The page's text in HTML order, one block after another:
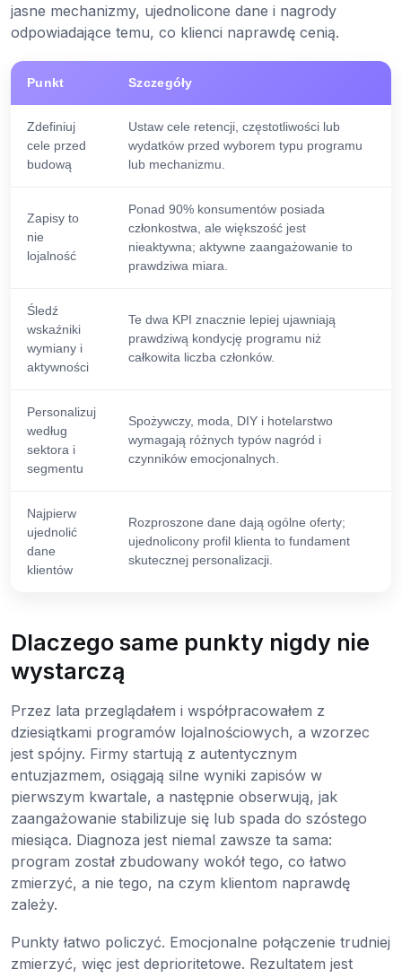
jasne mechanizmy, ujednolicone dane i nagrody
odpowiadające temu, co klienci naprawdę cenią.
Punkt Szczegóły
Zdefiniuj
cele przed
budową
Ustaw cele retencji, częstotliwości lub
wydatków przed wyborem typu programu
lub mechanizmu.
Zapisy to
nie
lojalność
Ponad 90% konsumentów posiada
członkostwa, ale większość jest
nieaktywna; aktywne zaangażowanie to
prawdziwa miara.
Śledź
wskaźniki
wymiany i
aktywności
Te dwa KPI znacznie lepiej ujawniają
prawdziwą kondycję programu niż
całkowita liczba członków.
Personalizuj
według
sektora i
segmentu
Spożywczy, moda, DIY i hotelarstwo
wymagają różnych typów nagród i
czynników emocjonalnych.
Najpierw
ujednolić
dane
klientów
Rozproszone dane dają ogólne oferty;
ujednolicony profil klienta to fundament
skutecznej personalizacji.
Dlaczego same punkty nigdy nie
wystarczą
Przez lata przeglądałem i współpracowałem z
dziesiątkami programów lojalnościowych, a wzorzec
jest spójny. Firmy startują z autentycznym
entuzjazmem, osiągają silne wyniki zapisów w
pierwszym kwartale, a następnie obserwują, jak
zaangażowanie stabilizuje się lub spada do szóstego
miesiąca. Diagnoza jest niemal zawsze ta sama:
program został zbudowany wokół tego, co łatwo
zmierzyć, a nie tego, na czym klientom naprawdę
zależy.
Punkty łatwo policzyć. Emocjonalne połączenie trudniej
zmierzyć, więc jest deprioritetowe. Rezultatem jest